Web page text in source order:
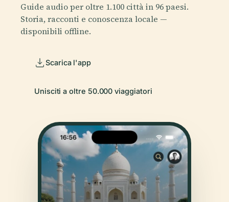
Guide audio per oltre 1.100 città in 96 paesi.
Storia, racconti e conoscenza locale —
disponibili offline.
Scarica l'app
Unisciti a oltre 50.000 viaggiatori